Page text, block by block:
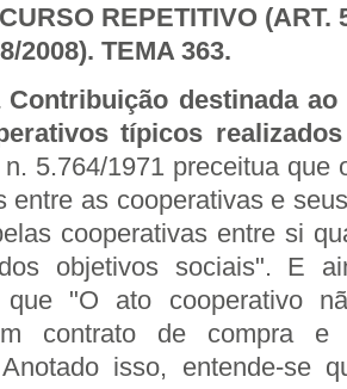
REPETITIVO (ART.
2008). TEMA 363.
destinada
típicos
5.764/1971 preceitua que
entre as cooperativas e
cooperativas entre si
objetivos sociais". E
que "O ato cooperativo
contrato de compra
Anotado isso, entende-se